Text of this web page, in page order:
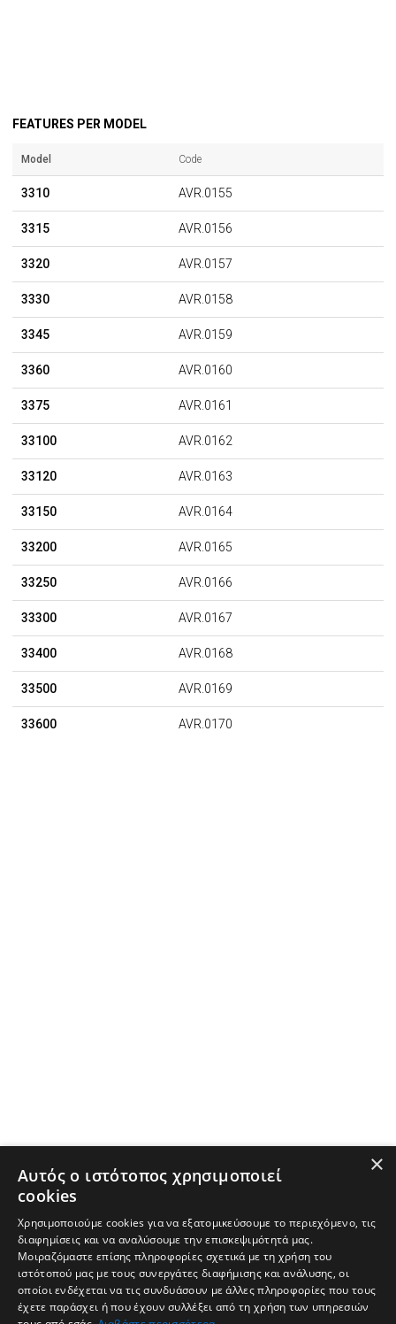
FEATURES PER MODEL
Model Code
3310 AVR.0155
3315 AVR.0156
3320 AVR.0157
3330 AVR.0158
3345 AVR.0159
3360 AVR.0160
3375 AVR.0161
33100 AVR.0162
33120 AVR.0163
33150 AVR.0164
33200 AVR.0165
33250 AVR.0166
33300 AVR.0167
33400 AVR.0168
33500 AVR.0169
33600 AVR.0170
×
Αυτός ο ιστότοπος χρησιμοποιεί
cookies
Χρησιμοποιούμε cookies για να εξατομικεύσουμε το περιεχόμενο, τις
διαφημίσεις και να αναλύσουμε την επισκεψιμότητά μας.
Μοιραζόμαστε επίσης πληροφορίες σχετικά με τη χρήση του
ιστότοπού μας με τους συνεργάτες διαφήμισης και ανάλυσης, οι
οποίοι ενδέχεται να τις συνδυάσουν με άλλες πληροφορίες που τους
έχετε παράσχει ή που έχουν συλλέξει από τη χρήση των υπηρεσιών